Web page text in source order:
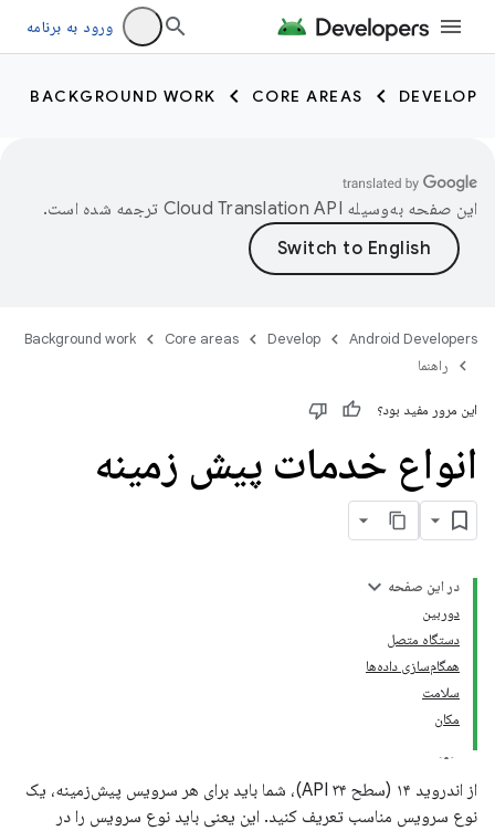
ورود به برنامه
DEVELOP
CORE AREAS
BACKGROUND WORK
این صفحه به‌وسیله ترجمه شده است.
Android Developers
Develop
Core areas
Background work
راهنما
این مرور مفید بود؟
انواع خدمات پیش زمینه
در این صفحه
دوربین
دستگاه متصل
همگام‌سازی داده‌ها
سلامت
مکان
از اندروید ۱۴ (سطح API ۳۴)، شما باید برای هر سرویس پیش‌زمینه، یک
نوع سرویس مناسب تعریف کنید. این یعنی باید نوع سرویس را در